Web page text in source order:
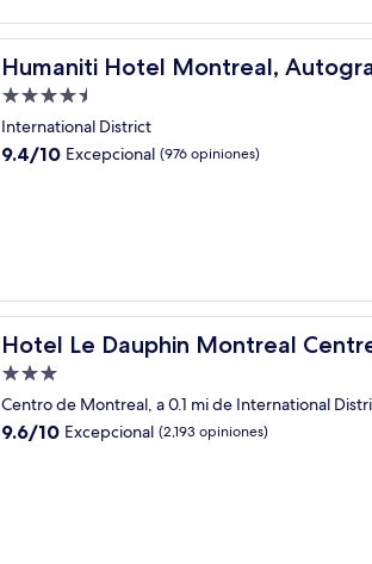
Humaniti Hotel Montreal,
Humaniti Hotel Montreal, Autograph
Propiedad
de
4.5
International District
9.4
9.4/10 Excepcional (976 opiniones)
Hotel Le Dauphin Montreal
Hotel Le Dauphin Montreal Centre Ville
Propiedad
de
3.0
estrellas
Centro de Montreal, a 0.1 mi de International
9.6
9.6/10 Excepcional (2,193 opiniones)